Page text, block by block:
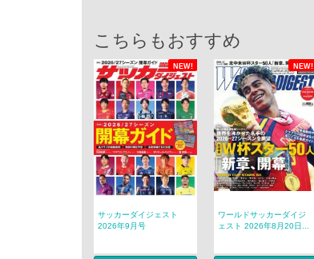
こちらもおすすめ
NEW! NEW!
サッカーダイジェスト
2026年9月号
ワールドサッカーダイジ
ェスト 2026年8月20日...